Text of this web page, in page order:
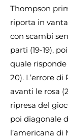
Thompson
riporta in
con scambi
parti (19-19),
quale
20). L’errore
avanti le rosa
ripresa del
poi diagonale
l’americana di